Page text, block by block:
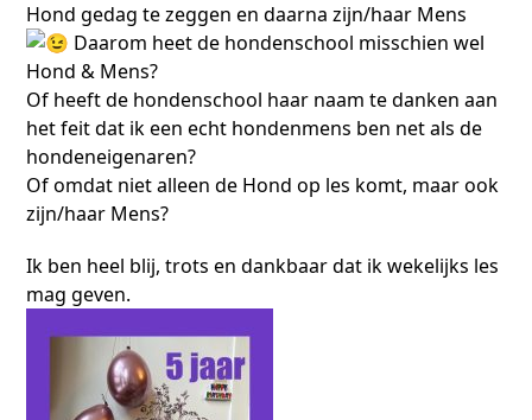
Hond gedag te zeggen en daarna zijn/haar Mens
Daarom heet de hondenschool misschien wel
Hond & Mens?
Of heeft de hondenschool haar naam te danken aan
het feit dat ik een echt hondenmens ben net als de
hondeneigenaren?
Of omdat niet alleen de Hond op les komt, maar ook
zijn/haar Mens?
Ik ben heel blij, trots en dankbaar dat ik wekelijks les
mag geven.